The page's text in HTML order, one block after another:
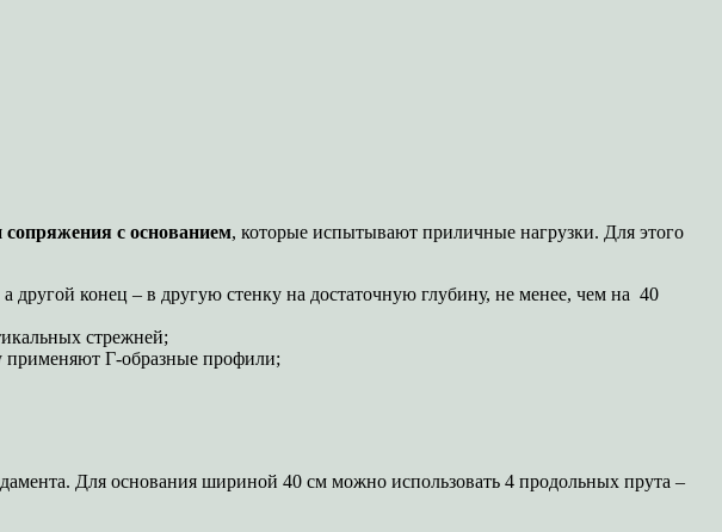
сопряжения с основанием, которые испытывают приличные нагрузки. Для этого
другой конец – в другую стенку на достаточную глубину, не менее, чем на 40
стрежней;
применяют Г-образные профили;
Для основания шириной 40 см можно использовать 4 продольных прута –